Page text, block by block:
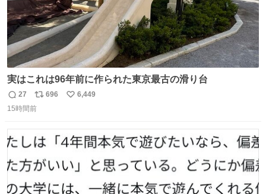
実はこれは96年前に作られた東京最古の滑り台
返
信
27
リ
ポ
ト
数
696
い
数
6,449
15時間前